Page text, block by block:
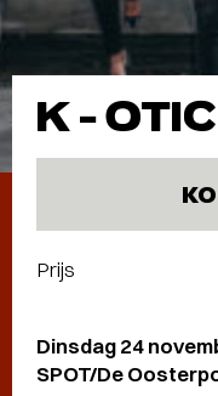
K-OTIC
Dinsdag 24
SPOT/De
Prijs